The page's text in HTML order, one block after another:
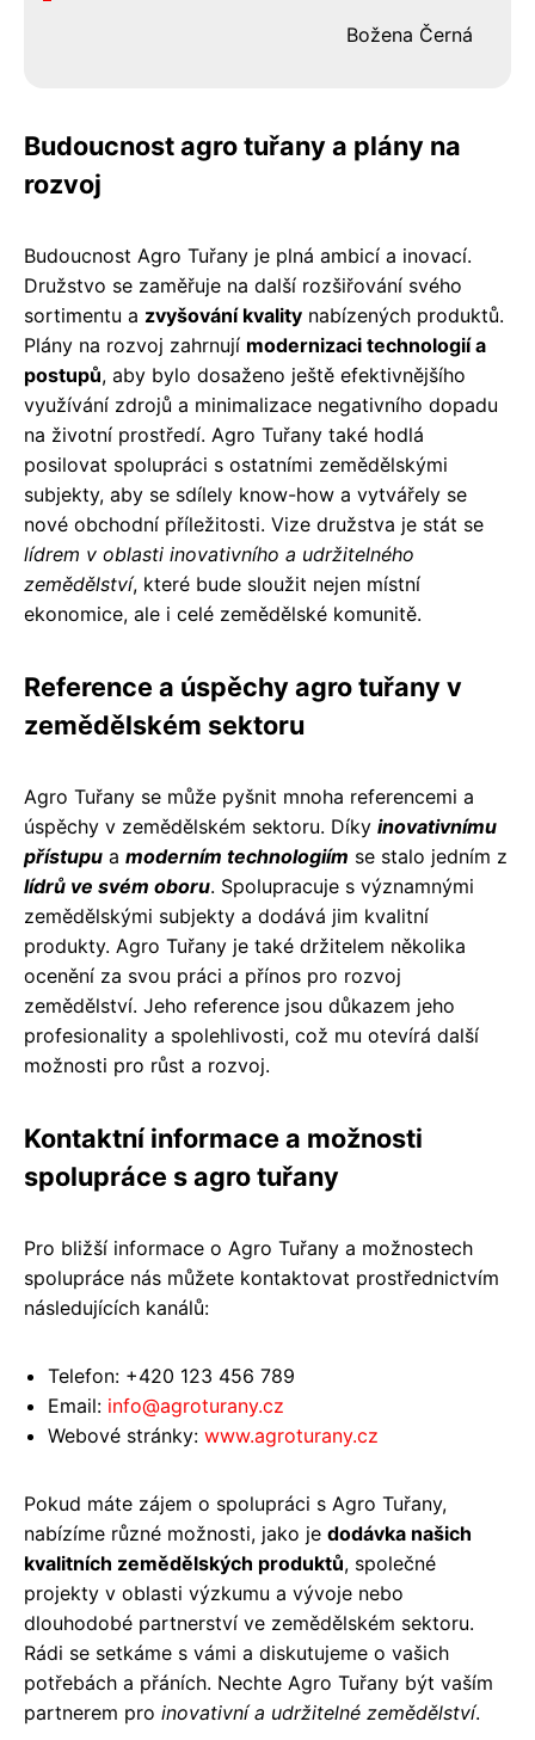
Božena Černá
Budoucnost agro tuřany a plány na
rozvoj
Budoucnost Agro Tuřany je plná ambicí a inovací.
Družstvo se zaměřuje na další rozšiřování svého
sortimentu a zvyšování kvality nabízených produktů.
Plány na rozvoj zahrnují modernizaci technologií a
postupů, aby bylo dosaženo ještě efektivnějšího
využívání zdrojů a minimalizace negativního dopadu
na životní prostředí. Agro Tuřany také hodlá
posilovat spolupráci s ostatními zemědělskými
subjekty, aby se sdílely know-how a vytvářely se
nové obchodní příležitosti. Vize družstva je stát se
lídrem v oblasti inovativního a udržitelného
zemědělství, které bude sloužit nejen místní
ekonomice, ale i celé zemědělské komunitě.
Reference a úspěchy agro tuřany v
zemědělském sektoru
Agro Tuřany se může pyšnit mnoha referencemi a
úspěchy v zemědělském sektoru. Díky inovativnímu
přístupu a moderním technologiím se stalo jedním z
lídrů ve svém oboru. Spolupracuje s významnými
zemědělskými subjekty a dodává jim kvalitní
produkty. Agro Tuřany je také držitelem několika
ocenění za svou práci a přínos pro rozvoj
zemědělství. Jeho reference jsou důkazem jeho
profesionality a spolehlivosti, což mu otevírá další
možnosti pro růst a rozvoj.
Kontaktní informace a možnosti
spolupráce s agro tuřany
Pro bližší informace o Agro Tuřany a možnostech
spolupráce nás můžete kontaktovat prostřednictvím
následujících kanálů:
Telefon: +420 123 456 789
Email: info@agroturany.cz
Webové stránky: www.agroturany.cz
Pokud máte zájem o spolupráci s Agro Tuřany,
nabízíme různé možnosti, jako je dodávka našich
kvalitních zemědělských produktů, společné
projekty v oblasti výzkumu a vývoje nebo
dlouhodobé partnerství ve zemědělském sektoru.
Rádi se setkáme s vámi a diskutujeme o vašich
potřebách a přáních. Nechte Agro Tuřany být vaším
partnerem pro inovativní a udržitelné zemědělství.